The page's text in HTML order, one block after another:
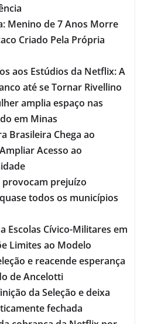
Menino de 7 Anos Morre
Criado Pela Própria
aos Estúdios da Netflix: A
até se Tornar Rivellino
amplia espaço nas
em Minas
Brasileira Chega ao
Acesso ao
provocam prejuízo
todos os municípios
Escolas Cívico-Militares em
Limites ao Modelo
e reacende esperança
de Ancelotti
da Seleção e deixa
fechada